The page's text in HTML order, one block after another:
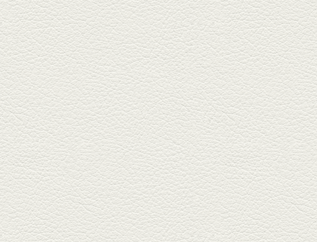
ヒレ焼き＆牛ひれ肉汁カ
レー
武蔵小路で人気の『ヒレ肉じゅ
んちゃん』へ。『銀ハイ』で乾
杯！ブ...
2025年9月26日放送
フォンダンエッグ＆二郎
系にんにくパスタ
北区麻生田の人気店『多酒多菜
満月』へ。『しろ』水割で乾
杯！出...
2025年9月5日放送
あくまのポテサラ＆変わ
り天ぷら盛り合わせ
武蔵小路の「たぬきと銀杏」で
自慢の「変わり天ぷら」を